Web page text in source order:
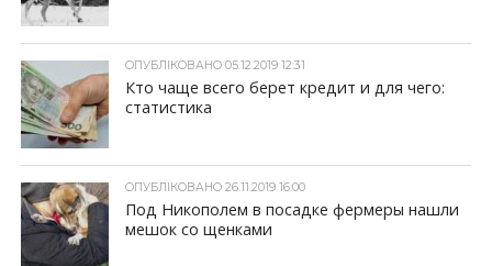
ОПУБЛІКОВАНО 05.12.2019 12:31
Кто чаще всего берет кредит и для чего:
статистика
ОПУБЛІКОВАНО 26.11.2019 16:00
Под Никополем в посадке фермеры нашли
мешок со щенками